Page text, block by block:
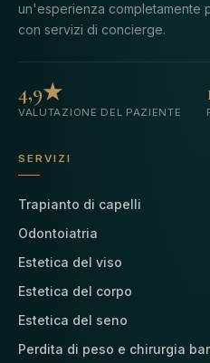
un'esperienza completamente
con servizi di concierge.
4,9★
VALUTAZIONE DEL PAZIENTE
SERVIZI
Trapianto di capelli
Odontoiatria
Estetica del viso
Estetica del corpo
Estetica del seno
Perdita di peso e chirurgia